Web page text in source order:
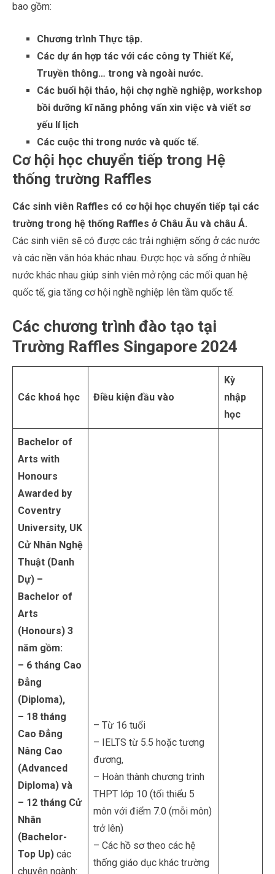
bao gồm:
Chương trình Thực tập.
Các dự án hợp tác với các công ty Thiết Kế,
Truyền thông… trong và ngoài nước.
Các buổi hội thảo, hội chợ nghề nghiệp, workshop
bồi dưỡng kĩ năng phỏng vấn xin việc và viết sơ
yếu lí lịch
Các cuộc thi trong nước và quốc tế.
Cơ hội học chuyển tiếp trong Hệ
thống trường Raffles
Các sinh viên Raffles có cơ hội học chuyển tiếp tại các
trường trong hệ thống Raffles ở Châu Âu và châu Á.
Các sinh viên sẽ có được các trải nghiệm sống ở các nước
và các nền văn hóa khác nhau. Được học và sống ở nhiều
nước khác nhau giúp sinh viên mở rộng các mối quan hệ
quốc tế, gia tăng cơ hội nghề nghiệp lên tầm quốc tế.
Các chương trình đào tạo tại
Trường Raffles Singapore 2024
Các khoá học Điều kiện đầu vào
Kỳ
nhập
học
Bachelor of
Arts with
Honours
Awarded by
Coventry
University, UK
Cử Nhân Nghệ
Thuật (Danh
Dự) –
Bachelor of
Arts
(Honours) 3
năm gồm:
– 6 tháng Cao
Đẳng
(Diploma),
– 18 tháng
Cao Đẳng
Nâng Cao
(Advanced
Diploma) và
– 12 tháng Cử
Nhân
(Bachelor-
Top Up) các
chuyên ngành:
– Từ 16 tuổi
– IELTS từ 5.5 hoặc tương
đương,
– Hoàn thành chương trình
THPT lớp 10 (tối thiểu 5
môn với điểm 7.0 (mỗi môn)
trở lên)
– Các hồ sơ theo các hệ
thống giáo dục khác trường